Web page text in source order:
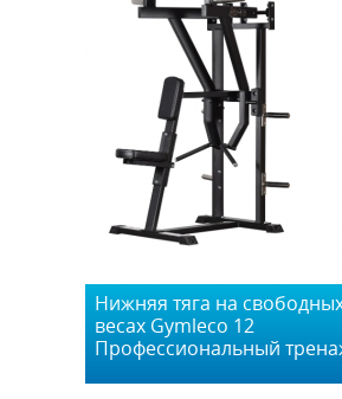
Нижняя тяга на
весах Gymleco 12
Профессиональный